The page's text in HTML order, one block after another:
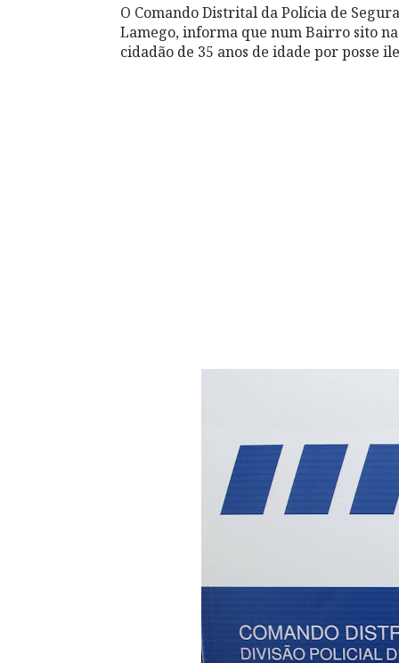
O Comando Distrital da Polícia de
Lamego, informa que num Bairro sito
cidadão de 35 anos de idade por posse